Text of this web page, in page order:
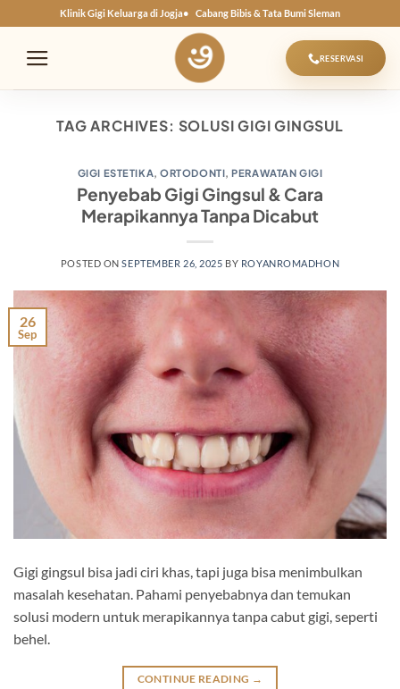
to
content
Klinik Gigi Keluarga di Jogja Cabang Bibis & Tata Bumi Sleman
RESERVASI
TAG ARCHIVES: SOLUSI GIGI GINGSUL
GIGI ESTETIKA,ORTODONTI,PERAWATAN GIGI
Penyebab Gigi Gingsul & Cara
Merapikannya Tanpa Dicabut
POSTED ONSEPTEMBER 26, 2025 BY ROYANROMADHON
26
Sep
Gigi gingsul bisa jadi ciri khas, tapi juga bisa menimbulkan
masalah kesehatan. Pahami penyebabnya dan temukan
solusi modern untuk merapikannya tanpa cabut gigi, seperti
behel.
CONTINUE READING →